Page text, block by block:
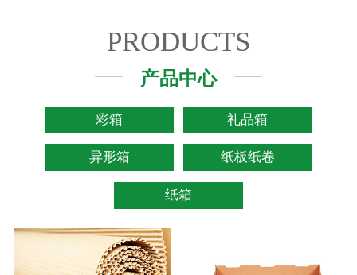
PRODUCTS
产品中心
彩箱 礼品箱
异形箱 纸板纸卷
纸箱